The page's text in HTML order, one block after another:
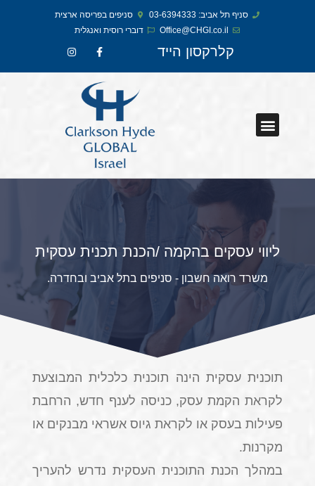
סניף תל אביב: 03-6394333
סניפים בפריסה ארצית
Office@CHGI.co.il
דוברי רוסית ואנגלית​
קלרקסון הייד
ליווי עסקים בהקמה /הכנת תכנית עסקית
משרד רואה חשבון - סניפים בתל אביב ובחדרה.
תוכנית עסקית הינה תוכנית כלכלית המבוצעת
לקראת הקמת עסק, כניסה לענף חדש, הרחבת
פעילות בעסק או לקראת גיוס אשראי מבנקים או
מקרנות.
במהלך הכנת התוכנית העסקית נדרש להעריך